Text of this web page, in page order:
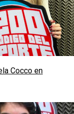
Cocco en